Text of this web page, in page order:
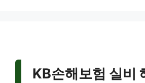
KB손해보험 실비